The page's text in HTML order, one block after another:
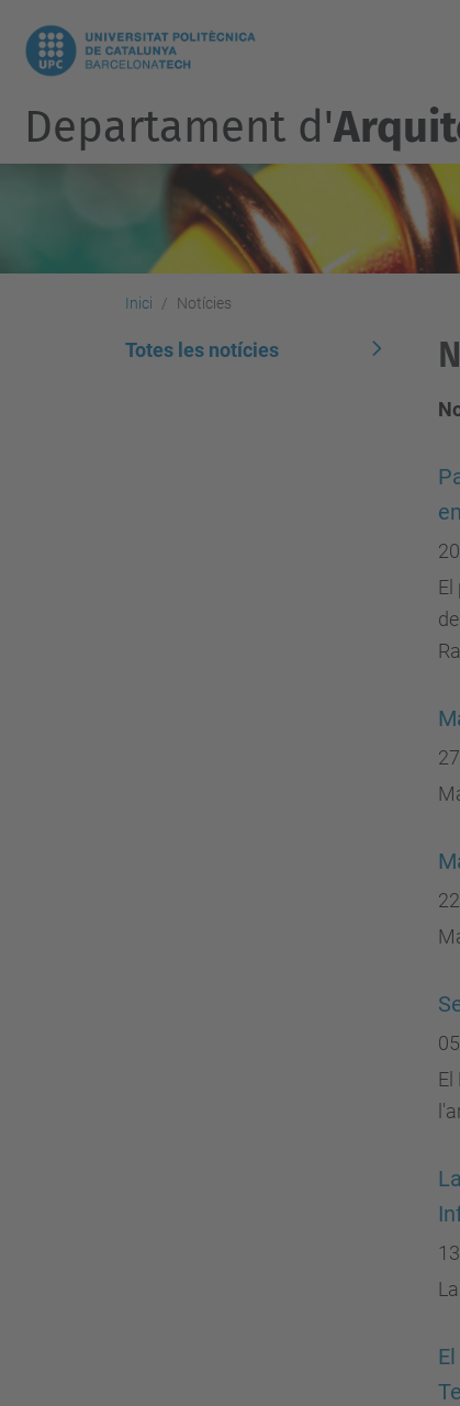
Departament d'
Inici Notícies
El
El
Totes les notícies